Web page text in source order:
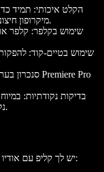
הקלט איכותי: תמיד
מיקרופון חיצוני. איכות ירודה מקשה מאוד על סנכרון.
שימוש בקלפר: קלפר
שימוש בטיים-קוד:
סנכרון
בדיקות נקודתיות:
נקודות – לפעמים נוצרת סטייה עם הזמן.
יש לך קליפ עם אודיו שתרצה להחליף או למחוק? כך תעשה את זה: